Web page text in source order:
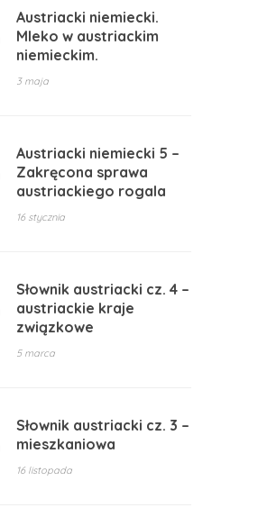
Austriacki niemiecki.
Mleko w austriackim
niemieckim.
3 maja
Austriacki niemiecki 5 –
Zakręcona sprawa
austriackiego rogala
16 stycznia
Słownik austriacki cz. 4 –
austriackie kraje
związkowe
5 marca
Słownik austriacki cz. 3 –
mieszkaniowa
16 listopada